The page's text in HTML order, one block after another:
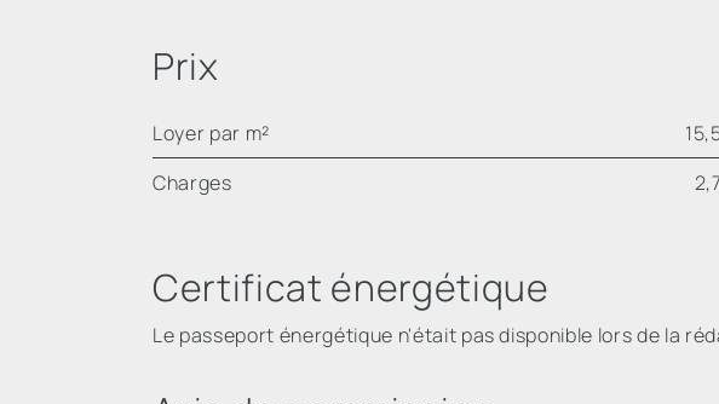
Prix
Loyer par m²
Charges
Certificat énergétique
Le passeport énergétique n'était pas disponible lors de la